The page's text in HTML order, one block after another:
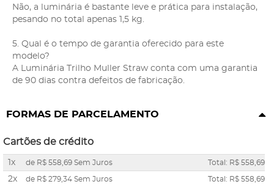
Não, a luminária é bastante leve e prática para instalação,
pesando no total apenas 1,5 kg.
5. Qual é o tempo de garantia oferecido para este
modelo?
A Luminária Trilho Muller Straw conta com uma garantia
de 90 dias contra defeitos de fabricação.
FORMAS DE PARCELAMENTO
Cartões de crédito
1x de R$ 558,69 Sem Juros Total: R$ 558,69
2x de R$ 279,34 Sem Juros Total: R$ 558,69